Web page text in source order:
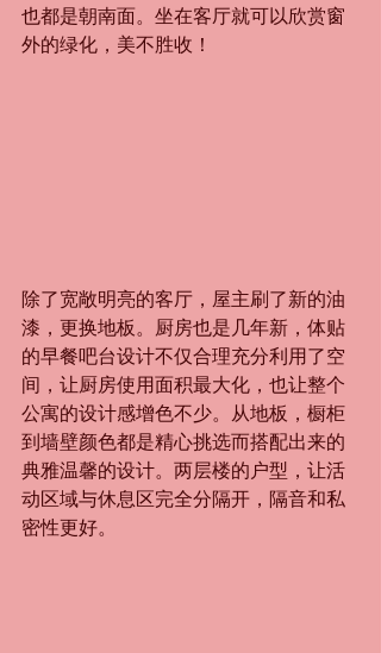
也都是朝南面。坐在客厅就可以欣赏窗
外的绿化，美不胜收！
除了宽敞明亮的客厅，屋主刷了新的油
漆，更换地板。厨房也是几年新，体贴
的早餐吧台设计不仅合理充分利用了空
间，让厨房使用面积最大化，也让整个
公寓的设计感增色不少。从地板，橱柜
到墙壁颜色都是精心挑选而搭配出来的
典雅温馨的设计。两层楼的户型，让活
动区域与休息区完全分隔开，隔音和私
密性更好。